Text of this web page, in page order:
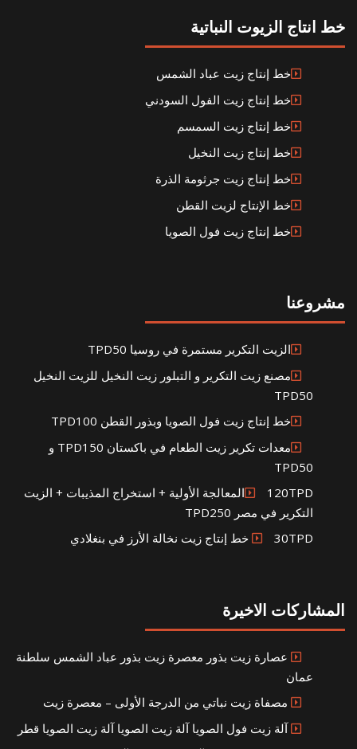
خط انتاج الزيوت النباتية
خط إنتاج زيت عباد الشمس
خط إنتاج زيت الفول السودني
خط إنتاج زيت السمسم
خط إنتاج زيت النخيل
خط إنتاج زيت جرثومة الذرة
خط الإنتاج لزيت القطن
خط إنتاج زيت فول الصويا
مشروعنا
الزيت التكرير مستمرة في روسيا TPD50
مصنع زيت التكرير و التبلور زيت النخيل للزيت النخيل
TPD50
خط إنتاج زيت فول الصويا وبذور القطن TPD100
معدات تكرير زيت الطعام في باكستان TPD150 و
TPD50
120TPDالمعالجة الأولية + استخراج المذيبات + الزيت
التكرير في مصر TPD250
30TPD خط إنتاج زيت نخالة الأرز في بنغلادي
المشاركات الاخيرة
عصارة زيت بذور معصرة زيت بذور عباد الشمس سلطنة
عمان
مصفاة زيت نباتي من الدرجة الأولى – معصرة زيت
آلة زيت فول الصويا آلة زيت الصويا آلة زيت الصويا قطر